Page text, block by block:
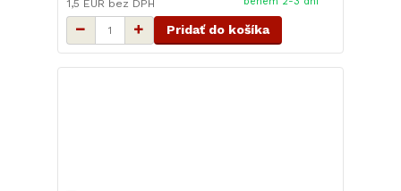
1,5 EUR bez DPH
Pridať do košíka